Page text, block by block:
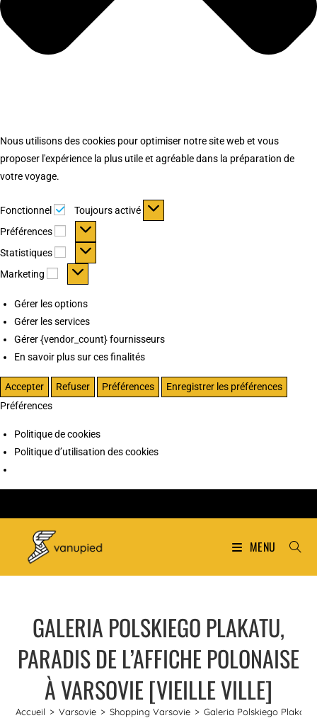
Nous utilisons des cookies pour optimiser notre site web et vous
proposer l'expérience la plus utile et agréable dans la préparation de
votre voyage.
Fonctionnel Fonctionnel
Toujours activé
Préférences
Préférences
Statistiques Statistiques
Marketing Marketing
Gérer les options
Gérer les services
Gérer {vendor_count} fournisseurs
En savoir plus sur ces finalités
Accepter Refuser Préférences
Enregistrer les préférences
Préférences
Politique de cookies
Politique d’utilisation des cookies
MENU
GALERIA POLSKIEGO PLAKATU,
PARADIS DE L’AFFICHE POLONAISE
À VARSOVIE [VIEILLE VILLE]
Accueil > Varsovie > Shopping Varsovie > Galeria Polskiego